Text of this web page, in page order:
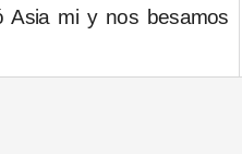
Asia mi y nos besamos